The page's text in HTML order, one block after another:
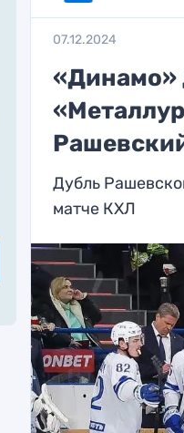
07.12.2024
«Динамо»
Дубль
матче КХЛ